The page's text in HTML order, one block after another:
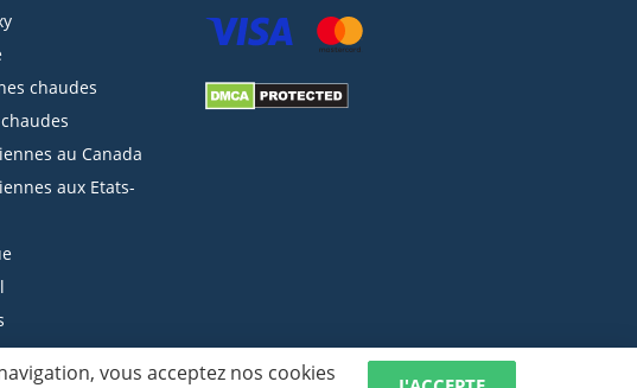
chaudes
au Canada
aux Etats-
vous acceptez nos cookies